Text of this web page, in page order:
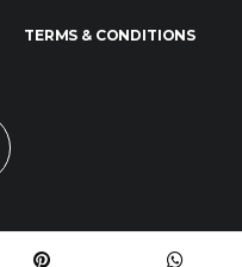
TERMS & CONDITIONS